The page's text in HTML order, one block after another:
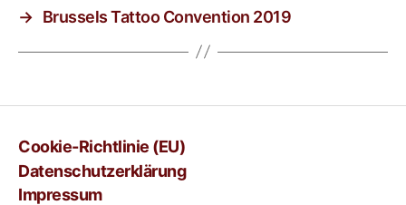
→ Brussels Tattoo Convention 2019
Cookie-Richtlinie (EU)
Datenschutzerklärung
Impressum